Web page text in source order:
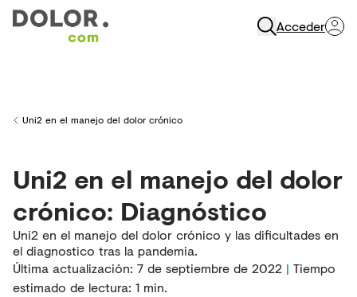
Acceder
Back to
Uni2 en el manejo del dolor crónico
Uni2 en el manejo del dolor
crónico: Diagnóstico
Uni2 en el manejo del dolor crónico y las dificultades en
el diagnostico tras la pandemia.
Última actualización: 7 de septiembre de 2022 | Tiempo
estimado de lectura: 1 min.